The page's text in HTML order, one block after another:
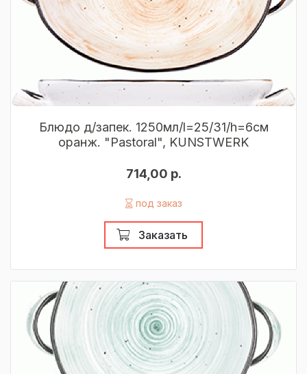
Блюдо д/запек. 1250мл/l=25/31/h=6см
оранж. "Pastoral", KUNSTWERK
714,00 р.
под заказ
Заказать